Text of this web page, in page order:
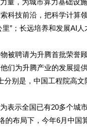
量，为城市算力基础设
科技前沿，把科学计算
”；长远培养和发展AI
被聘请为升腾首批荣誉
们为升腾产业的发展提
分别是，中国工程院高
表示全国已有20多个城
的布局下，今年6月中